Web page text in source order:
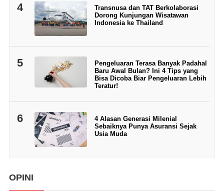
4
Transnusa dan TAT Berkolaborasi
Dorong Kunjungan Wisatawan
Indonesia ke Thailand
5
Pengeluaran Terasa Banyak Padahal
Baru Awal Bulan? Ini 4 Tips yang
Bisa Dicoba Biar Pengeluaran Lebih
Teratur!
6
4 Alasan Generasi Milenial
Sebaiknya Punya Asuransi Sejak
Usia Muda
OPINI